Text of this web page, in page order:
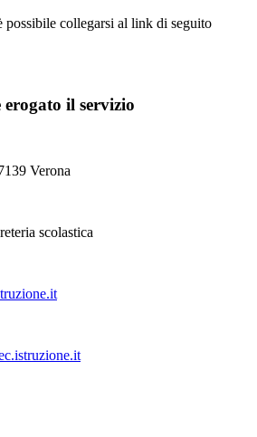
possibile collegarsi al link di seguito
il servizio
Verona
scolastica